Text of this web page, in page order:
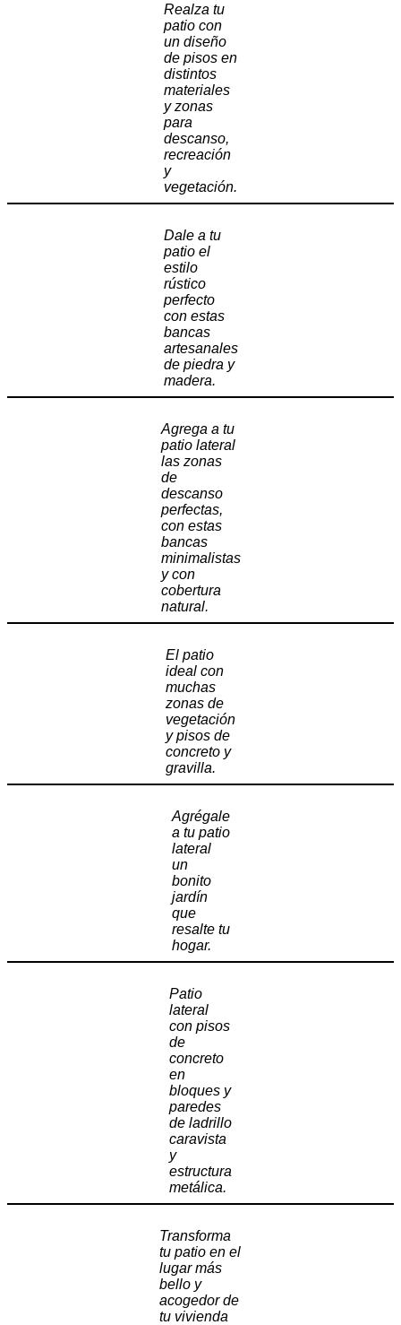
Realza tu
patio con
un diseño
de pisos en
distintos
materiales
y zonas
para
descanso,
recreación
y
vegetación.
Dale a tu
patio el
estilo
rústico
perfecto
con estas
bancas
artesanales
de piedra y
madera.
Agrega a tu
patio lateral
las zonas
de
descanso
perfectas,
con estas
bancas
minimalistas
y con
cobertura
natural.
El patio
ideal con
muchas
zonas de
vegetación
y pisos de
concreto y
gravilla.
Agrégale
a tu patio
lateral
un
bonito
jardín
que
resalte tu
hogar.
Patio
lateral
con pisos
de
concreto
en
bloques y
paredes
de ladrillo
caravista
y
estructura
metálica.
Transforma
tu patio en el
lugar más
bello y
acogedor de
tu vivienda